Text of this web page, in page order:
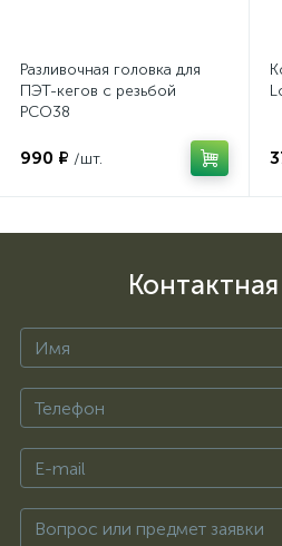
Разливочная головка для
ПЭТ-кегов с резьбой
PCO38
990 ₽ /шт.